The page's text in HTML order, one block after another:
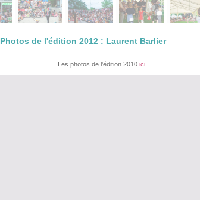
Photos de l'édition 2012 : Laurent Barlier
Les photos de l'édition 2010 ici